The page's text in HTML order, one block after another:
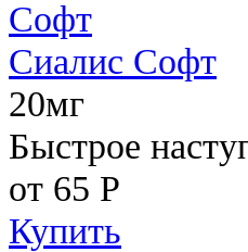
Сиалис Софт
20мг
Быстрое
от 65 Р
Купить